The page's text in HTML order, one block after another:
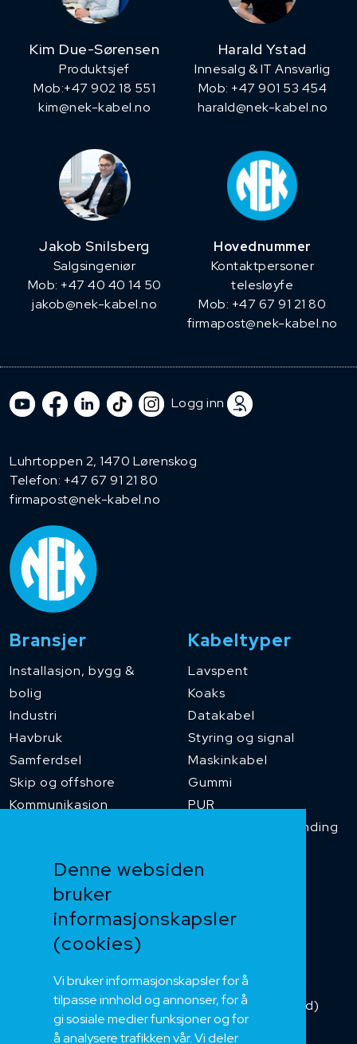
Denne websiden
bruker
informasjonskapsler
(cookies)
Vi bruker informasjonskapsler for å
tilpasse innhold og annonser, for å
gi sosiale medier funksjoner og for
å analysere trafikken vår. Vi deler
Kim Due-Sørensen
Produktsjef
​Mob:+47 902 18 551
kim@nek-kabel.no
Harald Ystad
Innesalg & IT Ansvarlig
Mob: +47 901 53 454
harald@nek-kabel.no
Jakob Snilsberg
​Salgsingeniør
Mob: +47 40 40 14 50
jakob@nek-kabel.no
Hovednummer
Kontaktpersoner
telesløyfe
Mob: +47 67 91 21 80
firmapost@nek-kabel.no
Logg inn
Luhrtoppen 2, 1470 Lørenskog
Telefon: +47 67 91 21 80
firmapost@nek-kabel.no
Bransjer
Installasjon, bygg &
bolig
Industri
Havbruk
Samferdsel
Skip og offshore
Kommunikasjon
Kabeltyper
Lavspent
Koaks
Datakabel
Styring og signal
Maskinkabel
Gummi
PUR
Temperaturbestanding
Heis og kran
Kategorikabel
Installasjonskabel
Kombikabel (Hybrid)
DNV sertifisert